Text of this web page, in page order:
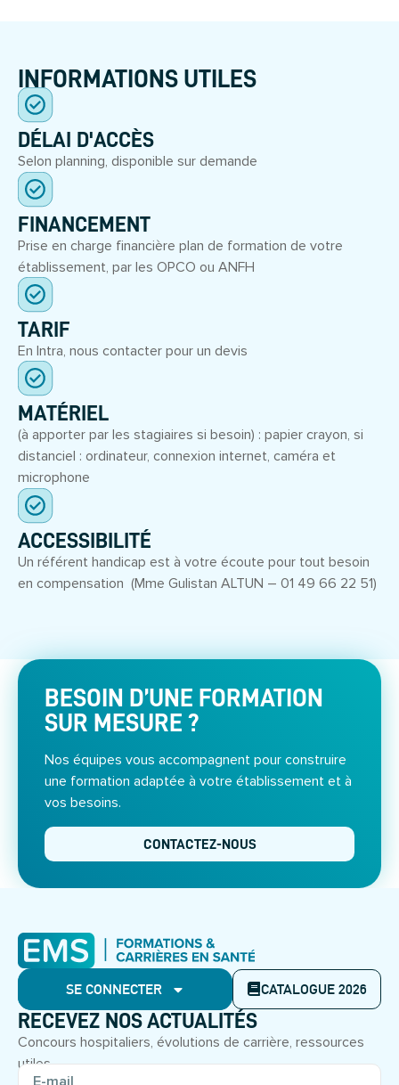
INFORMATIONS UTILES
DÉLAI D'ACCÈS
Selon planning, disponible sur demande
FINANCEMENT
Prise en charge financière plan de formation de votre
établissement, par les OPCO ou ANFH
TARIF
En Intra, nous contacter pour un devis
MATÉRIEL
(à apporter par les stagiaires si besoin) : papier crayon, si
distanciel : ordinateur, connexion internet, caméra et
microphone
ACCESSIBILITÉ
Un référent handicap est à votre écoute pour tout besoin
en compensation (Mme Gulistan ALTUN – 01 49 66 22 51)
BESOIN D’UNE FORMATION
SUR MESURE ?
Nos équipes vous accompagnent pour construire
une formation adaptée à votre établissement et à
vos besoins.
CONTACTEZ-NOUS
SE CONNECTER CATALOGUE 2026
RECEVEZ NOS ACTUALITÉS
Concours hospitaliers, évolutions de carrière, ressources
utiles.